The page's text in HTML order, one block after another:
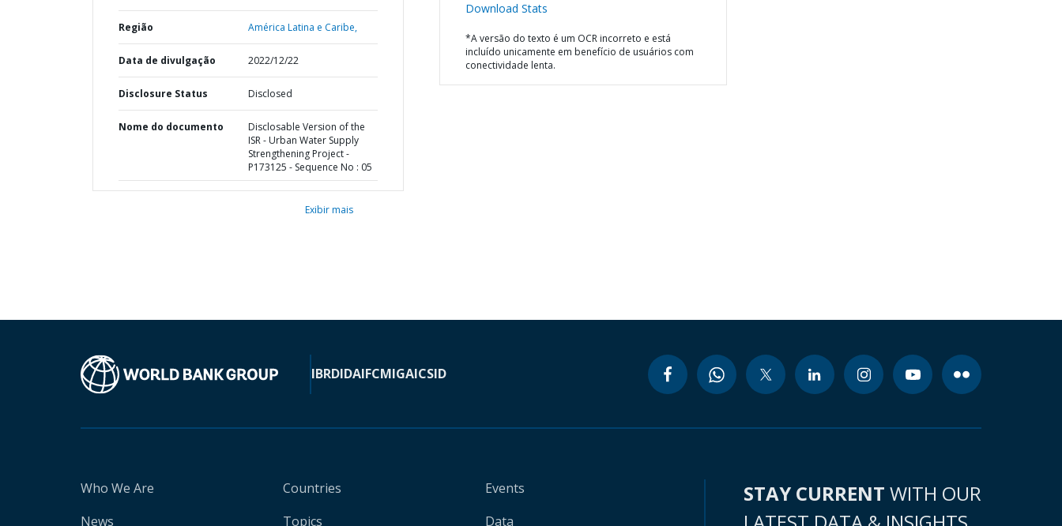
Região América Latina e Caribe,
Data de divulgação 2022/12/22
Disclosure Status Disclosed
Nome do documento
Disclosable Version of the
ISR - Urban Water Supply
Strengthening Project -
P173125 - Sequence No : 05
Exibir mais
Download Stats
*A versão do texto é um OCR incorreto e está
incluído unicamente em benefício de usuários com
conectividade lenta.
IBRDIDAIFCMIGAICSID
Who We Are
News
Countries
Topics
Events
Data
STAY CURRENT WITH OUR